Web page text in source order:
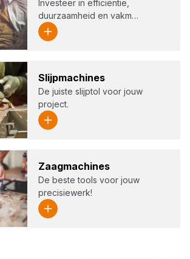
Investeer in efficiëntie,
duurzaamheid en vakm…
Slijp­ma­chi­nes
De juiste slijptol voor jouw
project.
Zaag­ma­chi­nes
De beste tools voor jouw
precisiewerk!